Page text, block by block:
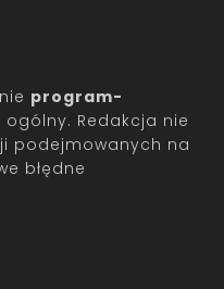
program-
Redakcja nie
podejmowanych na
błędne